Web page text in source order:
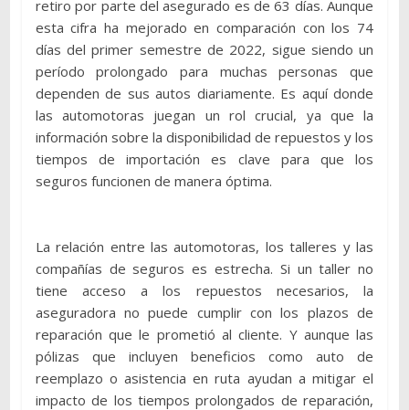
retiro por parte del asegurado es de 63 días. Aunque
esta cifra ha mejorado en comparación con los 74
días del primer semestre de 2022, sigue siendo un
período prolongado para muchas personas que
dependen de sus autos diariamente. Es aquí donde
las automotoras juegan un rol crucial, ya que la
información sobre la disponibilidad de repuestos y los
tiempos de importación es clave para que los
seguros funcionen de manera óptima.
La relación entre las automotoras, los talleres y las
compañías de seguros es estrecha. Si un taller no
tiene acceso a los repuestos necesarios, la
aseguradora no puede cumplir con los plazos de
reparación que le prometió al cliente. Y aunque las
pólizas que incluyen beneficios como auto de
reemplazo o asistencia en ruta ayudan a mitigar el
impacto de los tiempos prolongados de reparación,